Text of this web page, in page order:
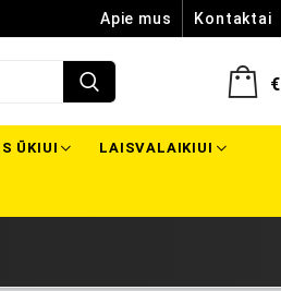
Apie mus Kontaktai
€
ŪKIUI LAISVALAIKIUI